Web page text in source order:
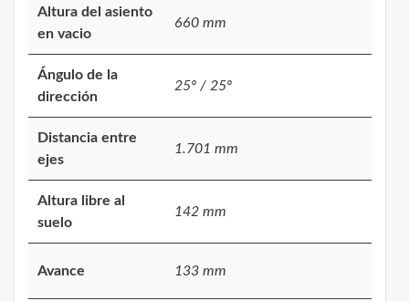
Altura del asiento
en vacio
660 mm
Ángulo de la
dirección
25º / 25º
Distancia entre
ejes
1.701 mm
Altura libre al
suelo
142 mm
Avance 133 mm